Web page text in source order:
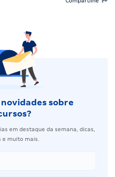
sobre
em destaque da semana, dicas,
e muito mais.